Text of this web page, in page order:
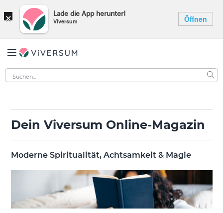
× Lade die App herunter!
Viversum Öffnen
Dein Viversum Online-Magazin
Moderne Spiritualität, Achtsamkeit & Magie